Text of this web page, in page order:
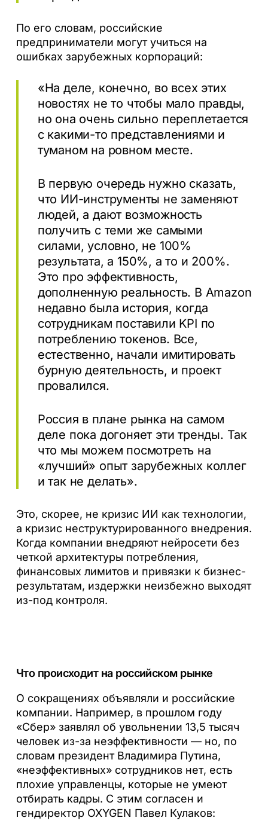
По его словам, российские
предприниматели могут учиться на
ошибках зарубежных корпораций:
«На деле, конечно, во всех этих
новостях не то чтобы мало правды,
но она очень сильно переплетается
с какими-то представлениями и
туманом на ровном месте.
В первую очередь нужно сказать,
что ИИ-инструменты не заменяют
людей, а дают возможность
получить с теми же самыми
силами, условно, не 100%
результата, а 150%, а то и 200%.
Это про эффективность,
дополненную реальность. В Amazon
недавно была история, когда
сотрудникам поставили KPI по
потреблению токенов. Все,
естественно, начали имитировать
бурную деятельность, и проект
провалился.
Россия в плане рынка на самом
деле пока догоняет эти тренды. Так
что мы можем посмотреть на
«лучший» опыт зарубежных коллег
и так не делать».
Это, скорее, не кризис ИИ как технологии,
а кризис неструктурированного внедрения.
Когда компании внедряют нейросети без
четкой архитектуры потребления,
финансовых лимитов и привязки к бизнес-
результатам, издержки неизбежно выходят
из-под контроля.
Что происходит на российском рынке
О сокращениях объявляли и российские
компании. Например, в прошлом году
«Сбер» заявлял об увольнении 13,5 тысяч
человек из-за неэффективности — но, по
словам президент Владимира Путина,
«неэффективных» сотрудников нет, есть
плохие управленцы, которые не умеют
отбирать кадры. С этим согласен и
гендиректор OXYGEN Павел Кулаков: